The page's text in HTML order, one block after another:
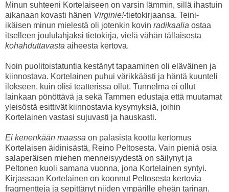
Minun suhteeni Kortelaiseen on varsin lämmin, sillä ihastuin
aikanaan kovasti hänen Virginie!-tietokirjaansa. Teini-
ikäisen minun mielestä oli jotenkin kovin radikaalia ostaa
itselleen joululahjaksi tietokirja, vielä vähän tällaisesta
kohahduttavasta aiheesta kertova.
Noin puolitoistatuntia kestänyt tapaaminen oli eläväinen ja
kiinnostava. Kortelainen puhui värikkäästi ja häntä kuunteli
ilokseen, kuin olisi teatterissa ollut. Tunnelma ei ollut
lainkaan pönöttävä ja sekä Tammen edustaja että muutamat
yleisöstä esittivät kiinnostavia kysymyksiä, joihin
Kortelainen vastasi sujuvasti ja hauskasti.
Ei kenenkään maassa on palasista koottu kertomus
Kortelaisen äidinisästä, Reino Peltosesta. Vain pieniä osia
salaperäisen miehen menneisyydestä on säilynyt ja
Peltonen kuoli samana vuonna, jona Kortelainen syntyi.
Kirjassaan Kortelainen on koonnut Peltosesta kertovia
fragmentteja ja sepittänyt niiden ympärille eheän tarinan.